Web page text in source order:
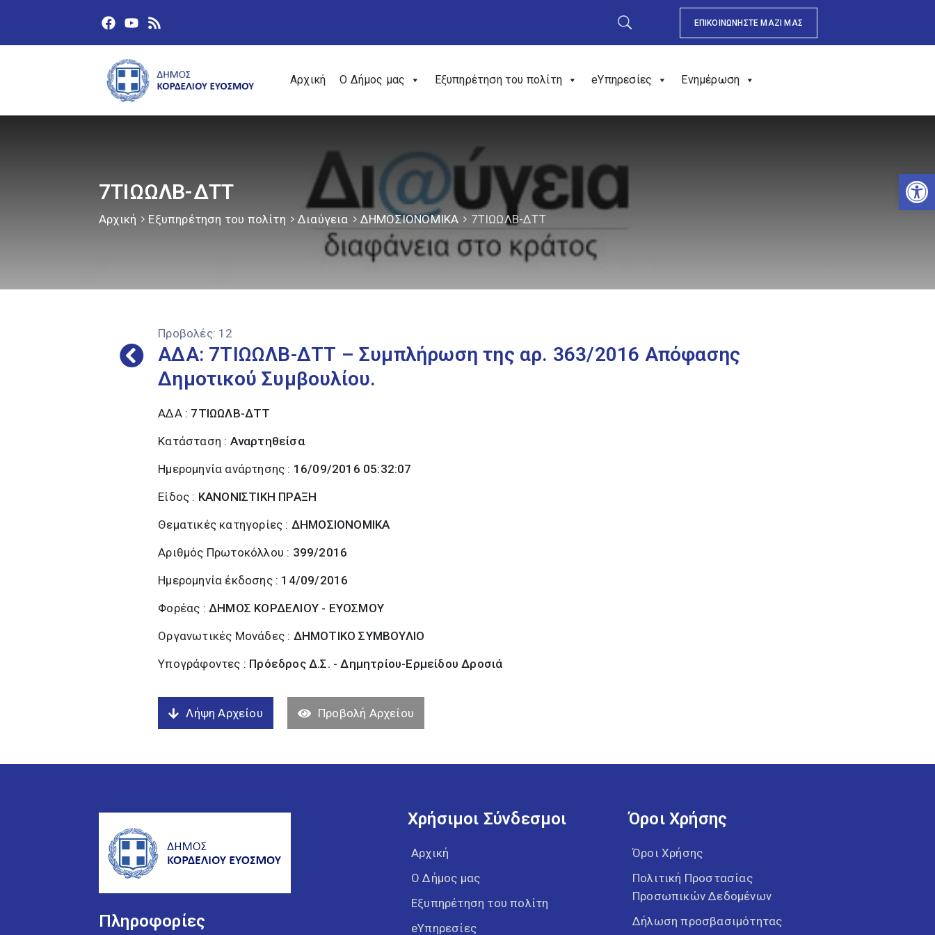
ΕΠΙΚΟΙΝΩΝΗΣΤΕ ΜΑΖΙ ΜΑΣ
Αρχική Ο Δήμος μας Εξυπηρέτηση του πολίτη eΥπηρεσίες Ενημέρωση
7ΤΙΩΩΛΒ-ΔΤΤ
Αρχική Εξυπηρέτηση του πολίτη Διαύγεια ΔΗΜΟΣΙΟΝΟΜΙΚΑ 7ΤΙΩΩΛΒ-ΔΤΤ
Προβολές: 12
ΑΔΑ: 7ΤΙΩΩΛΒ-ΔΤΤ – Συμπλήρωση της αρ. 363/2016 Απόφασης
Δημοτικού Συμβουλίου.
ΑΔΑ : 7ΤΙΩΩΛΒ-ΔΤΤ
Κατάσταση : Αναρτηθείσα
Ημερομηνία ανάρτησης : 16/09/2016 05:32:07
Είδος : ΚΑΝΟΝΙΣΤΙΚΗ ΠΡΑΞΗ
Θεματικές κατηγορίες : ΔΗΜΟΣΙΟΝΟΜΙΚΑ
Αριθμός Πρωτοκόλλου : 399/2016
Ημερομηνία έκδοσης : 14/09/2016
Φορέας :ΔΗΜΟΣ ΚΟΡΔΕΛΙΟΥ - ΕΥΟΣΜΟΥ
Οργανωτικές Μονάδες : ΔΗΜΟΤΙΚΟ ΣΥΜΒΟΥΛΙΟ
Υπογράφοντες : Πρόεδρος Δ.Σ. - Δημητρίου-Ερμείδου Δροσιά
Λήψη Αρχείου Προβολή Αρχείου
Πληροφορίες
Χρήσιμοι Σύνδεσμοι
Αρχική
Ο Δήμος μας
Εξυπηρέτηση του πολίτη
eΥπηρεσίες
Όροι Χρήσης
Όροι Χρήσης
Πολιτική Προστασίας
Προσωπικών Δεδομένων
Δήλωση προσβασιμότητας